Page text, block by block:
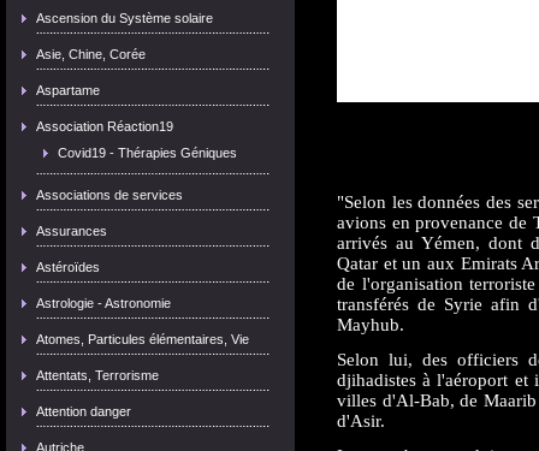
Ascension du Système solaire
Asie, Chine, Corée
Aspartame
Association Réaction19
Covid19 - Thérapies Géniques
Associations de services
Assurances
Astéroïdes
Astrologie - Astronomie
Atomes, Particules élémentaires, Vie
Attentats, Terrorisme
Attention danger
Autriche
"Selon les données des
avions en provenance de
arrivés au Yémen, dont
Qatar et un aux Emirats
de l'organisation
transférés de Syrie afin
Mayhub.
Selon lui, des officiers
djihadistes à l'aéroport et
villes d'Al-Bab, de Maarib
d'Asir.